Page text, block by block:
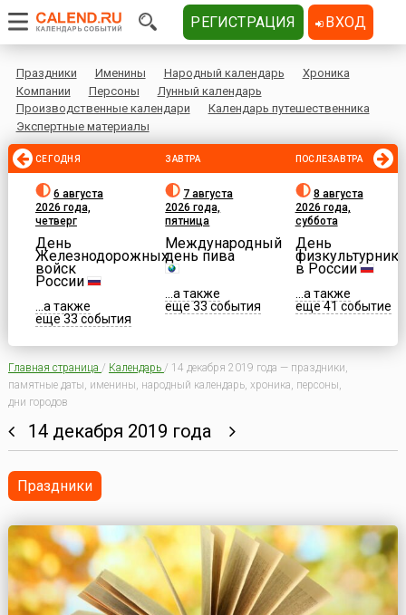
Праздники Именины Народный календарь
Хроника
Компании
Персоны
Лунный календарь
Производственные календари
Календарь путешественника
Экспертные материалы
СЕГОДНЯ
6 августа
2026 года,
четверг
День
Железнодорожных
войск
России
...а также
еще 33 события
ЗАВТРА
7 августа
2026 года,
пятница
Международный
день пива
...а также
еще 33 события
ПОСЛЕЗАВТРА
8 августа
2026 года,
суббота
День
физкультурника
в России
...а также
еще 41 событие
Главная страница / Календарь / 14 декабря 2019 года — праздники,
памятные даты, именины, народный календарь, хроника, персоны,
дни городов
14 декабря 2019 года
Праздники
РЕГИСТРАЦИЯ ВХОД